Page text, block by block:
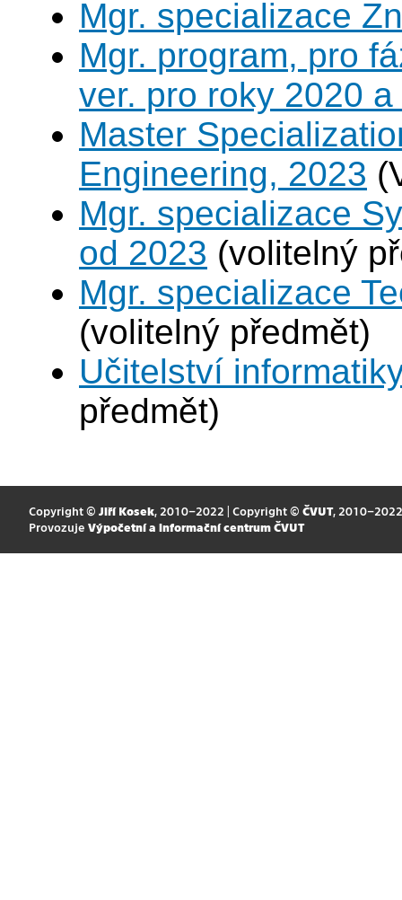
Mgr. specializace
Mgr. program, pro
ver. pro roky 2020
Master
Engineering, 2023
Mgr. specializace
od 2023 (volitelný
Mgr. specializace
(volitelný předmět)
Učitelství
předmět)
Copyright © Jiří Kosek, 2010–2022 | Copyright © ČVUT, 2010–2022
Provozuje Výpočetní a informační centrum ČVUT